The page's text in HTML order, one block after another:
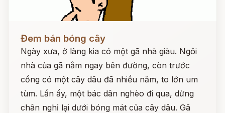
Đem bán bóng cây
Ngày xưa, ở làng kia có một gã nhà giàu. Ngôi
nhà của gã nằm ngay bên đường, còn trước
cổng có một cây dâu đã nhiều năm, to lớn um
tùm. Lần ấy, một bác dân nghèo đi qua, dừng
chân nghỉ lại dưới bóng mát của cây dâu. Gã